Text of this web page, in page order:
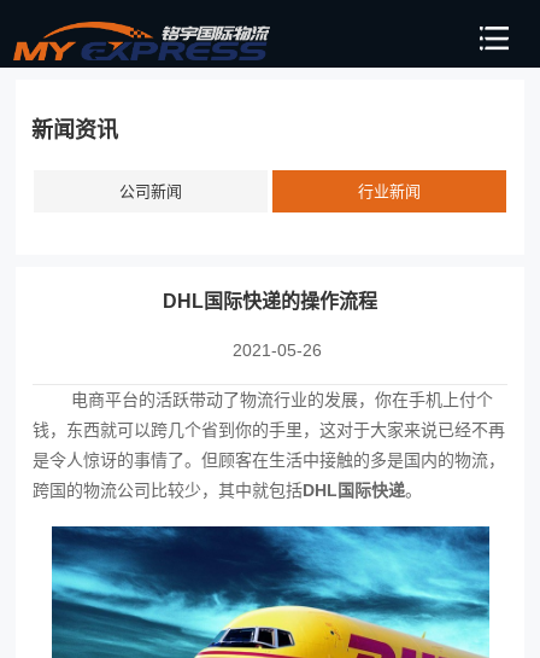
新闻资讯
公司新闻 行业新闻
DHL国际快递的操作流程
2021-05-26
电商平台的活跃带动了物流行业的发展，你在手机上付个
钱，东西就可以跨几个省到你的手里，这对于大家来说已经不再
是令人惊讶的事情了。但顾客在生活中接触的多是国内的物流，
跨国的物流公司比较少，其中就包括DHL国际快递。